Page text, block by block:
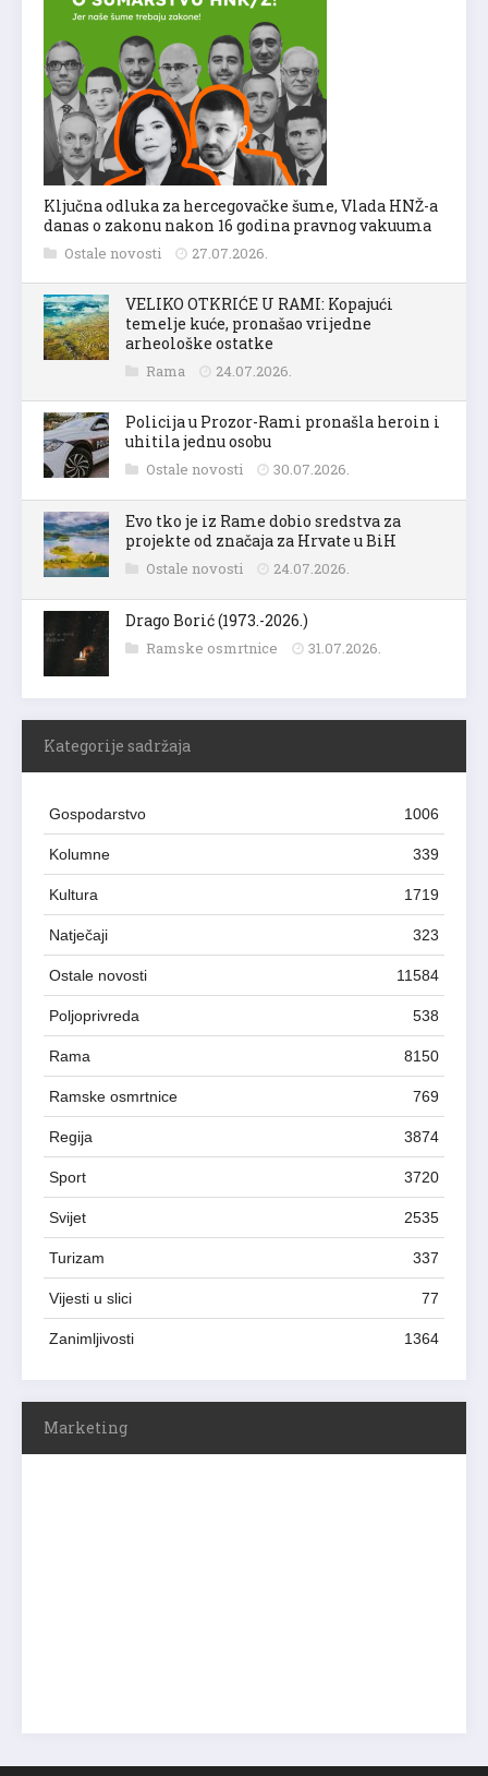
Ključna odluka za hercegovačke šume, Vlada HNŽ-a
danas o zakonu nakon 16 godina pravnog vakuuma
Ostale novosti 27.07.2026.
VELIKO OTKRIĆE U RAMI: Kopajući
temelje kuće, pronašao vrijedne
arheološke ostatke
Rama 24.07.2026.
Policija u Prozor-Rami pronašla heroin i
uhitila jednu osobu
Ostale novosti 30.07.2026.
Evo tko je iz Rame dobio sredstva za
projekte od značaja za Hrvate u BiH
Ostale novosti 24.07.2026.
Drago Borić (1973.-2026.)
Ramske osmrtnice 31.07.2026.
Kategorije sadržaja
Gospodarstvo 1006
Kolumne 339
Kultura 1719
Natječaji 323
Ostale novosti 11584
Poljoprivreda 538
Rama 8150
Ramske osmrtnice 769
Regija 3874
Sport 3720
Svijet 2535
Turizam 337
Vijesti u slici 77
Zanimljivosti 1364
Marketing